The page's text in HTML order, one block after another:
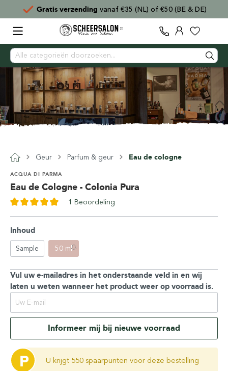
€35 (NL) of €50 (BE & DE) Voor15:00besteld,
Geur Parfum & geur Eau de cologne
Eau de Cologne - Colonia Pura
ACQUA DI PARMA
1 Beoordeling
Inhoud
Sample 50 ml
Vul uw e-mailadres in het onderstaande veld in en wij
laten u weten wanneer het product weer op voorraad is.
Informeer mij bij nieuwe voorraad
P U krijgt 550 spaarpunten voor deze bestelling